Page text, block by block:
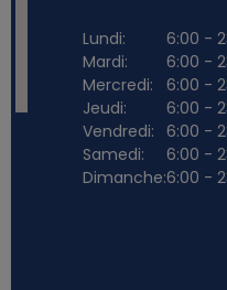
Lundi:
Mardi:
Mercredi:
Jeudi:
Vendredi:
Samedi:
Dimanche:
6:00 -
6:00 -
6:00 -
6:00 -
6:00 -
6:00 -
6:00 -